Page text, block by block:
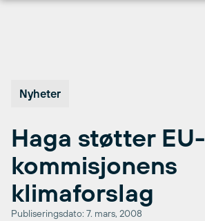
Nyheter
Haga støtter EU-
kommisjonens
klimaforslag
Publiseringsdato: 7. mars, 2008